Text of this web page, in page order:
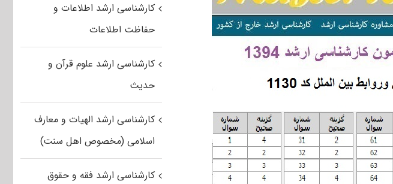
کارشناسی ارشد اطلاعات و
حفاظت اطلاعات
کارشناسی ارشد علوم قرآن و
حدیث
کارشناسی ارشد الهیات و معارف
اسلامی (مخصوص اهل سنت)
کارشناسی ارشد فقه و حقوق